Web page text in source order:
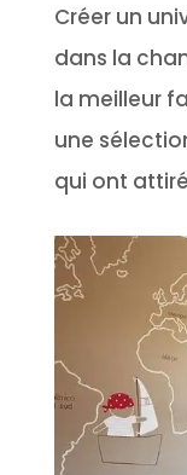
Créer un
dans la
la meilleur
une
qui ont